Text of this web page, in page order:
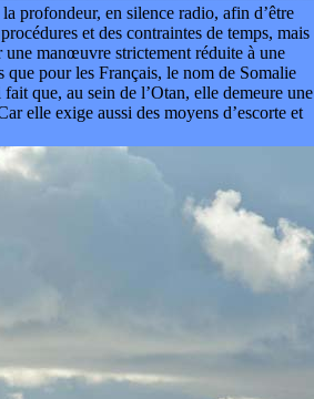
profondeur, en silence radio, afin d’être
et des contraintes de temps, mais
manœuvre strictement réduite à une
que pour les Français, le nom de Somalie
que, au sein de l’Otan, elle demeure une
elle exige aussi des moyens d’escorte et